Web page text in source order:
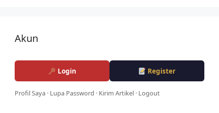
Akun
Login Register
Profil Saya · Lupa Password · Kirim Artikel · Logout